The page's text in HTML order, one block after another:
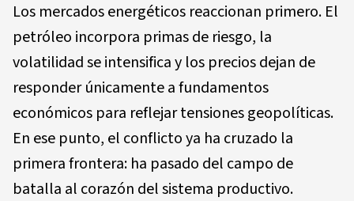
Los mercados energéticos reaccionan primero. El
petróleo incorpora primas de riesgo, la
volatilidad se intensifica y los precios dejan de
responder únicamente a fundamentos
económicos para reflejar tensiones geopolíticas.
En ese punto, el conflicto ya ha cruzado la
primera frontera: ha pasado del campo de
batalla al corazón del sistema productivo.